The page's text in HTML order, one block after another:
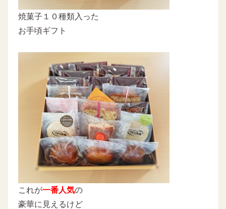
焼菓子１０種類入った
お手頃ギフト
これが一番人気の
豪華に見えるけど